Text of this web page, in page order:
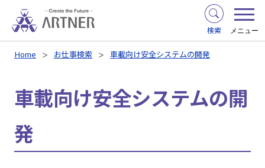
検索 メニュー
Home お仕事検索 車載向け安全システムの開発
車載向け安全システムの開
発